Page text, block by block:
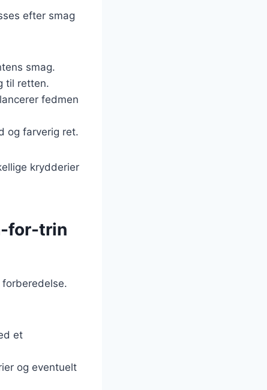
efter smag
smag.
til retten.
fedmen
og farverig ret.
krydderier
for-trin
et
og eventuelt